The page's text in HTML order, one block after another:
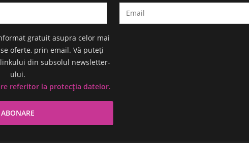
gratuit asupra celor mai
oferte, prin email. Vă puteți
din subsolul newsletter-
ului.
referitor la protecția datelor.